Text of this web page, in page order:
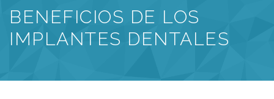
BENEFICIOS DE LOS
IMPLANTES DENTALES